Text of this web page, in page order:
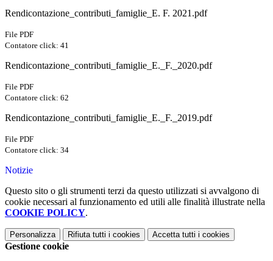
Rendicontazione_contributi_famiglie_E. F. 2021.pdf
File PDF
Contatore click: 41
Rendicontazione_contributi_famiglie_E._F._2020.pdf
File PDF
Contatore click: 62
Rendicontazione_contributi_famiglie_E._F._2019.pdf
File PDF
Contatore click: 34
Notizie
Questo sito o gli strumenti terzi da questo utilizzati si avvalgono di
cookie necessari al funzionamento ed utili alle finalità illustrate nella
COOKIE POLICY.
Personalizza Rifiuta tutti i cookies Accetta tutti i cookies
Gestione cookie